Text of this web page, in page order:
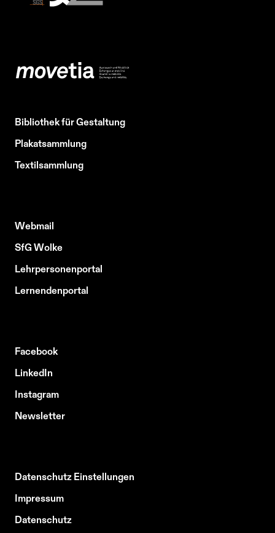
Bibliothek für Gestaltung
Plakatsammlung
Textilsammlung
Webmail
SfG Wolke
Lehrpersonenportal
Lernendenportal
Facebook
LinkedIn
Instagram
Newsletter
Datenschutz Einstellungen
Impressum
Datenschutz